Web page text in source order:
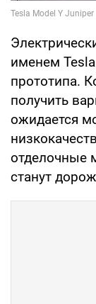
именем
прототипа.
получить
ожидается
отделочные
станут